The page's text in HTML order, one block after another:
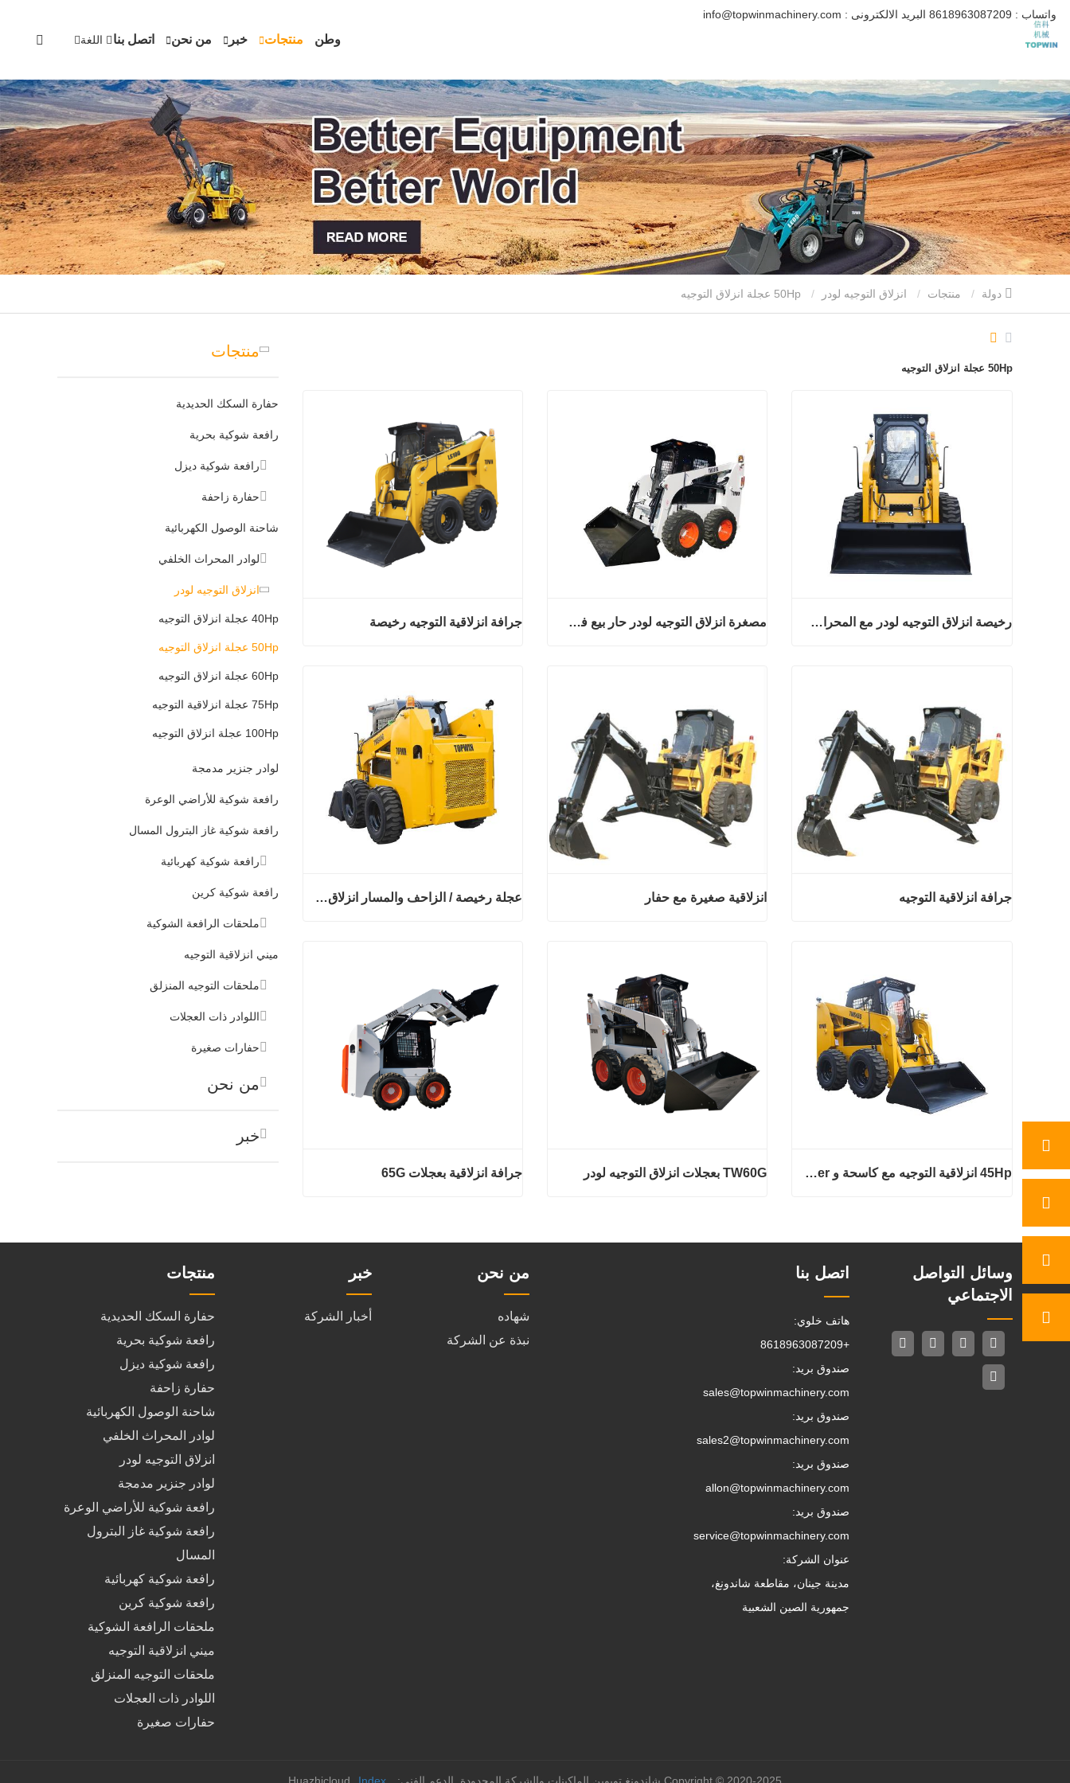
وطن منتجات خبر من نحن اتصل بنا
واتساب : البريد الالكترونى :
اللغة
منتجات انزلاق التوجيه لودر
منتجات
حفارة السكك الحديدية
رافعة شوكية بحرية
رافعة شوكية ديزل
حفارة زاحفة
شاحنة الوصول الكهربائية
لوادر المحراث الخلفي
انزلاق التوجيه لودر
40Hp عجلة انزلاق التوجيه
50Hp عجلة انزلاق التوجيه
60Hp عجلة انزلاق التوجيه
75Hp عجلة انزلاقية التوجيه
100Hp عجلة انزلاق التوجيه
لوادر جنزير مدمجة
رافعة شوكية للأراضي الوعرة
رافعة شوكية غاز البترول المسال
رافعة شوكية كهربائية
رافعة شوكية كرين
ملحقات الرافعة الشوكية
ميني انزلاقية التوجيه
ملحقات التوجيه المنزلق
اللوادر ذات العجلات
حفارات صغيرة
من نحن
خبر
50Hp عجلة انزلاق التوجيه
جرافة انزلاقية التوجيه رخيصة مصغرة انزلاق التوجيه لودر حار بيع في أستراليا رخيصة انزلاق التوجيه لودر مع المحراث الخلفي وشوك البليت
عجلة رخيصة / الزاحف والمسار انزلاق التوجيه لودر مع مرفق المحراث الخلفي انزلاقية صغيرة مع حفار جرافة انزلاقية التوجيه
جرافة انزلاقية بعجلات 65G TW60G بعجلات انزلاق التوجيه لودر 45Hp انزلاقية التوجيه مع كاسحة و Mulcher
منتجات
حفارة السكك الحديدية
رافعة شوكية بحرية
رافعة شوكية ديزل
حفارة زاحفة
شاحنة الوصول الكهربائية
لوادر المحراث الخلفي
انزلاق التوجيه لودر
لوادر جنزير مدمجة
رافعة شوكية للأراضي الوعرة
رافعة شوكية غاز البترول
المسال
رافعة شوكية كهربائية
رافعة شوكية كرين
ملحقات الرافعة الشوكية
ميني انزلاقية التوجيه
ملحقات التوجيه المنزلق
اللوادر ذات العجلات
حفارات صغيرة
خبر
أخبار الشركة
من نحن
شهاده
نبذة عن الشركة
اتصل بنا
هاتف خلوي:
+8618963087209
صندوق بريد:
sales@topwinmachinery.com
صندوق بريد:
sales2@topwinmachinery.com
صندوق بريد:
allon@topwinmachinery.com
صندوق بريد:
service@topwinmachinery.com
عنوان الشركة:
مدينة جينان، مقاطعة شاندونغ،
جمهورية الصين الشعبية
وسائل التواصل
الاجتماعي